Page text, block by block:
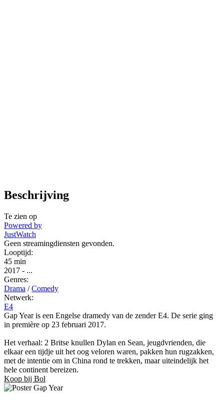
Beschrijving
Te zien op
Powered by
JustWatch
Geen streamingdiensten gevonden.
Looptijd:
45 min
2017 - ...
Genres:
Drama / Comedy
Netwerk:
E4
Gap Year is een Engelse dramedy van de zender E4. De serie ging
in première op 23 februari 2017.
Het verhaal: 2 Britse knullen Dylan en Sean, jeugdvrienden, die
elkaar een tijdje uit het oog veloren waren, pakken hun rugzakken,
met de intentie om in China rond te trekken, maar uiteindelijk het
hele continent bereizen.
Koop bij Bol